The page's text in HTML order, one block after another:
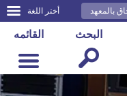
أختر اللغة بالمعهد
القائمه البحث